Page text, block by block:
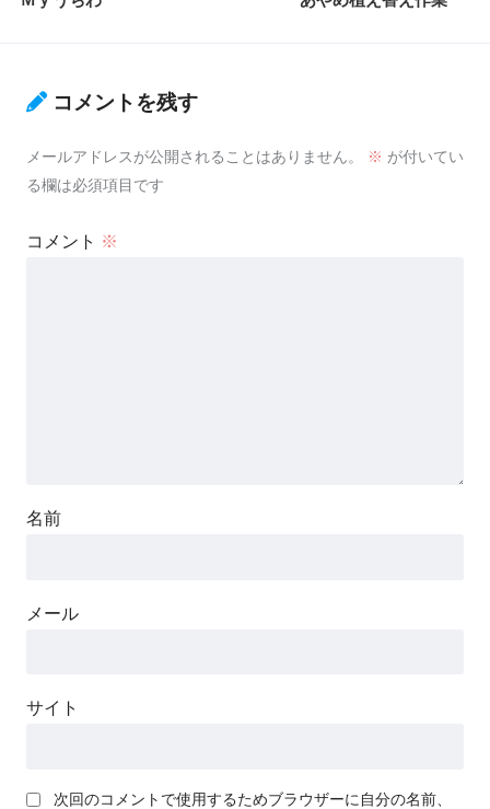
コメントを残す
メールアドレスが公開されることはありません。 ※ が付いてい
る欄は必須項目です
コメント ※
名前
メール
サイト
次回のコメントで使用するためブラウザーに自分の名前、